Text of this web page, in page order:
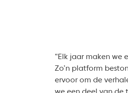
“Elk jaar maken we
Zo’n platform
ervoor om de